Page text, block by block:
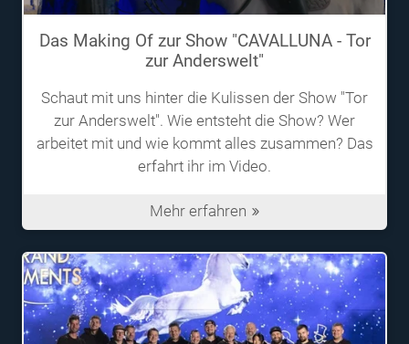
Das Making Of zur Show "CAVALLUNA - Tor
zur Anderswelt"
Schaut mit uns hinter die Kulissen der Show "Tor
zur Anderswelt". Wie entsteht die Show? Wer
arbeitet mit und wie kommt alles zusammen? Das
erfahrt ihr im Video.
Mehr erfahren